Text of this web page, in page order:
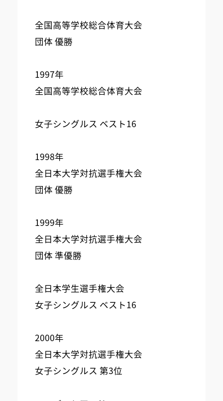
全国高等学校総合体育大会
団体 優勝
1997年
全国高等学校総合体育大会
女子シングルス ベスト16
1998年
全日本大学対抗選手権大会
団体 優勝
1999年
全日本大学対抗選手権大会
団体 準優勝
全日本学生選手権大会
女子シングルス ベスト16
2000年
全日本大学対抗選手権大会
女子シングルス 第3位